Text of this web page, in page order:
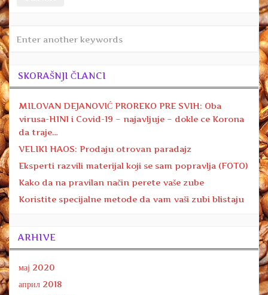
SKORAŠNJI ČLANCI
MILOVAN DEJANOVIĆ PROREKO PRE SVIH: Oba
virusa-H1N1 i Covid-19 – najavljuje – dokle ce Korona
da traje…
VELIKI HAOS: Prodaju otrovan paradajz
Eksperti razvili materijal koji se sam popravlja (FOTO)
Kako da na pravilan način perete vaše zube
Koristite specijalne metode da vam vaši zubi blistaju
ARHIVE
мај 2020
април 2018